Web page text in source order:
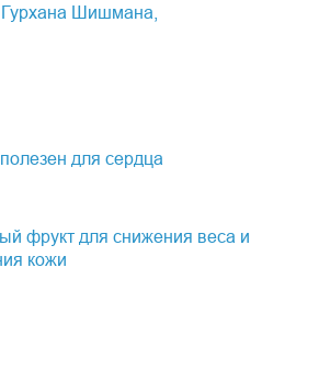
Шишмана,
для сердца
фрукт для снижения веса и
кожи